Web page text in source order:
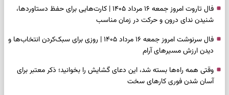
فال تاروت امروز جمعه ۱۶ مرداد ۱۴۰۵ | کارت‌هایی برای حفظ دستاوردها،
شنیدن ندای درون و حرکت در زمان مناسب
فال سرنوشت امروز جمعه ۱۶ مرداد ۱۴۰۵ | روزی برای سبک‌کردن انتخاب‌ها و
دیدن ارزش مسیرهای آرام
وقتی همه راه‌ها بسته شد، این دعای گشایش را بخوانید؛ ذکر معتبر برای
آسان شدن فوری کارهای سخت